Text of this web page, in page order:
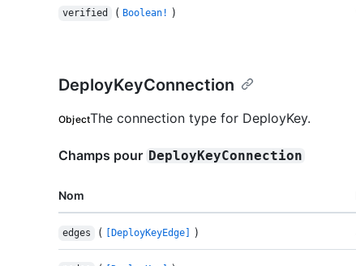
verified ( Boolean! )
DeployKeyConnection
ObjectThe connection type for DeployKey.
Champs pour DeployKeyConnection
Nom
edges ( [DeployKeyEdge] )